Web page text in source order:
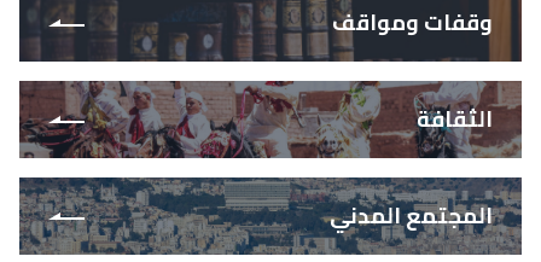
وقفات ومواقف
الثقافة
المجتمع المدني